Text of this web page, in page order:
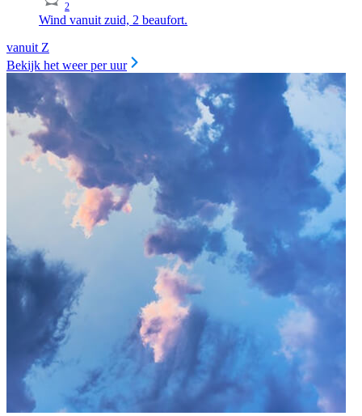
2
Wind vanuit zuid, 2 beaufort.
vanuit Z
Bekijk het weer per uur